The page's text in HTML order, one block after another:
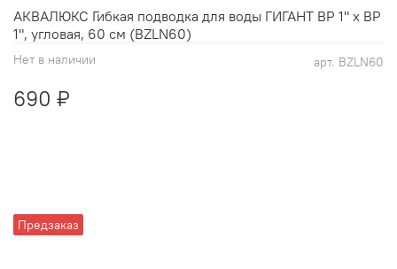
арт. BZLN60
Нет в наличии
Предзаказ
690 ₽
АКВАЛЮКС Гибкая подводка для воды ГИГАНТ ВР 1" х ВР
1", угловая, 60 см (BZLN60)